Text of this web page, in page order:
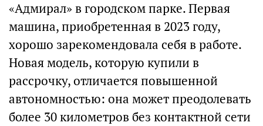
«Адмирал» в городском парке. Первая
машина, приобретенная в 2023 году,
хорошо зарекомендовала себя в работе.
Новая модель, которую купили в
рассрочку, отличается повышенной
автономностью: она может преодолевать
более 30 километров без контактной сети